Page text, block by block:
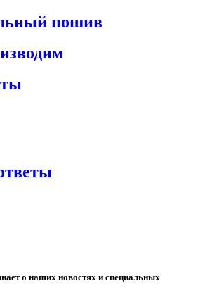
пошив
о наших новостях и специальных